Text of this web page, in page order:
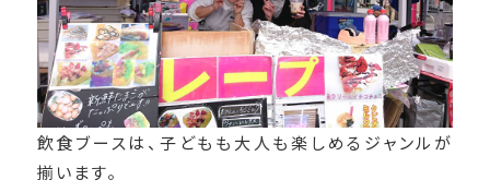
飲食ブースは、子どもも大人も楽しめるジャンルが
揃います。